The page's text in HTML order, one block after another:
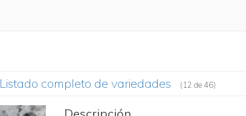
Listado completo de variedades (12 de 46)